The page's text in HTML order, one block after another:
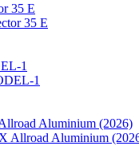
35 E
1
Aluminium (2026)